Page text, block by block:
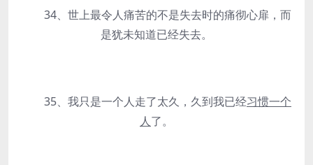
34、世上最令人痛苦的不是失去时的痛彻心扉，而
是犹未知道已经失去。
35、我只是一个人走了太久，久到我已经习惯一个
人了。